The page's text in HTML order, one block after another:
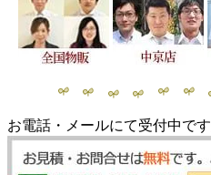
お電話・メールにて受付中です